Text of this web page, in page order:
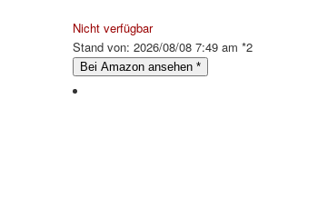
Nicht verfügbar
Stand von: 2026/08/08 7:49 am *2
Bei Amazon ansehen *